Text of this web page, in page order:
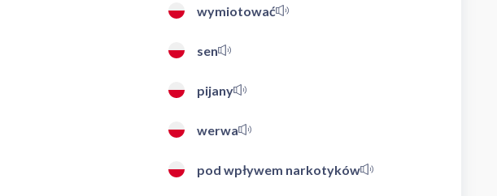
wymiotować
sen
pijany
werwa
pod wpływem narkotyków